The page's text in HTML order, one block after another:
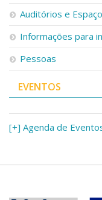
Auditórios e
Informações para
Pessoas
EVENTOS
[+] Agenda de